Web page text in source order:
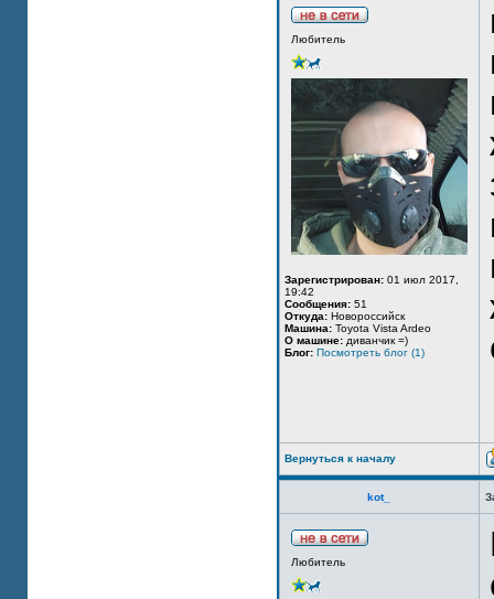
Любитель
Зарегистрирован: 01 июл 2017,
19:42
Сообщения: 51
Откуда: Новороссийск
Машина: Toyota Vista Ardeo
О машине: диванчик =)
Блог: Посмотреть блог (1)
Вернуться к началу
kot_
Любитель